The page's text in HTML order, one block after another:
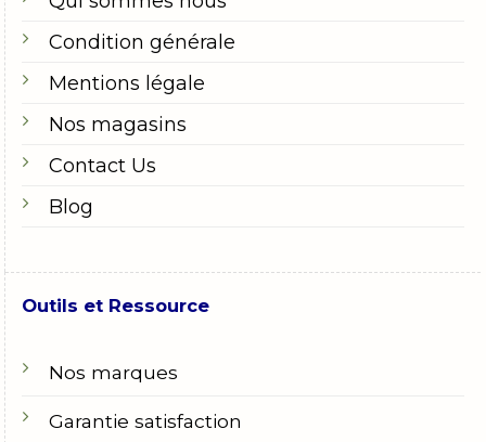
Condition générale
Mentions légale
Nos magasins
Contact Us
Blog
Outils et Ressource
Nos marques
Garantie satisfaction